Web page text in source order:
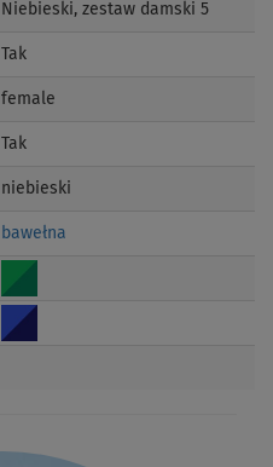
Niebieski, zestaw damski 5
Tak
female
Tak
niebieski
bawełna